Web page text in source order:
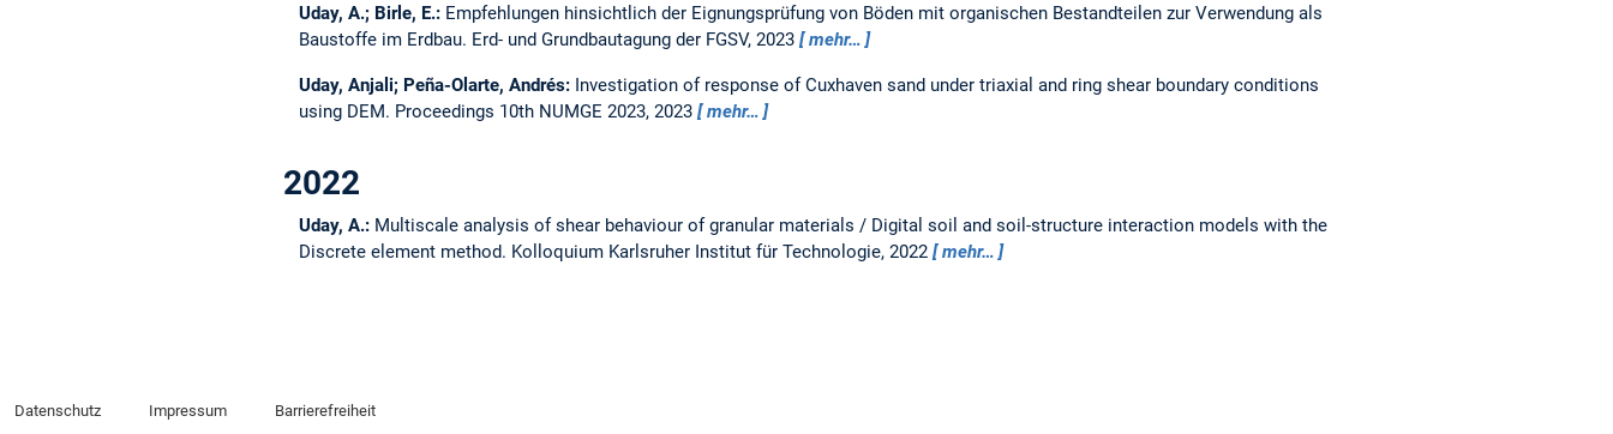
Uday, A.; Birle, E.: Empfehlungen hinsichtlich der Eignungsprüfung von Böden mit organischen Bestandteilen zur Verwendung als
Baustoffe im Erdbau. Erd- und Grundbautagung der FGSV, 2023 mehr…
Uday, Anjali; Peña-Olarte, Andrés: Investigation of response of Cuxhaven sand under triaxial and ring shear boundary conditions
using DEM. Proceedings 10th NUMGE 2023, 2023 mehr…
2022
Uday, A.: Multiscale analysis of shear behaviour of granular materials / Digital soil and soil-structure interaction models with the
Discrete element method. Kolloquium Karlsruher Institut für Technologie, 2022 mehr…
Datenschutz Impressum Barrierefreiheit